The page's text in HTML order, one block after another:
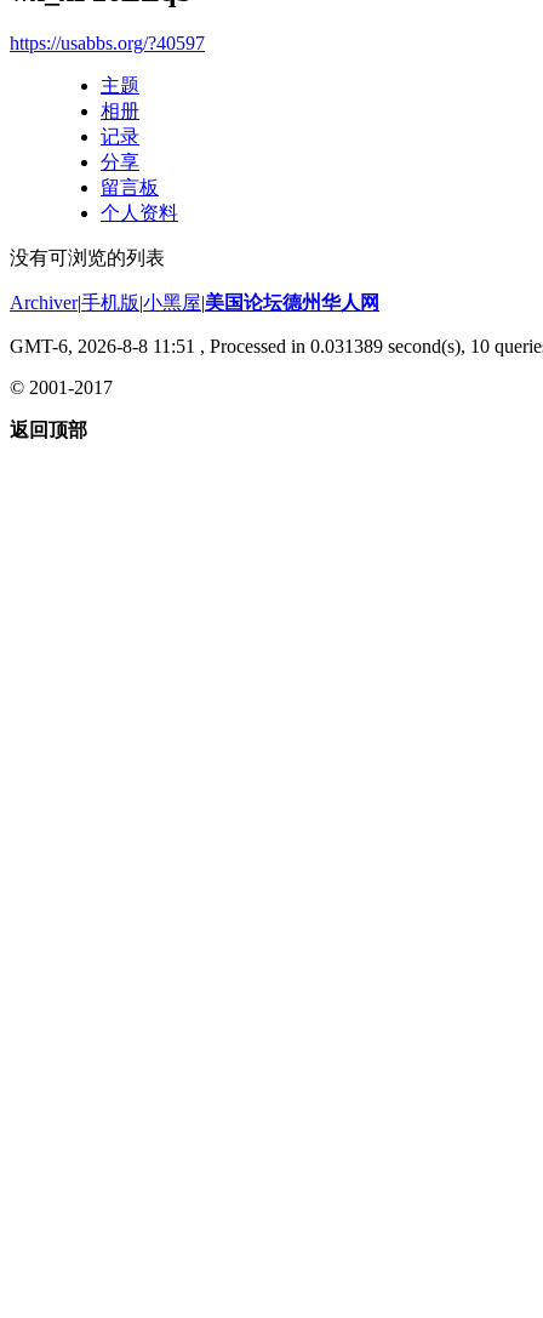
https://usabbs.org/?40597
主题
相册
记录
分享
留言板
个人资料
没有可浏览的列表
Archiver|手机版|小黑屋|美国论坛德州华人网
GMT-6, 2026-8-8 11:51 , Processed in 0.031389 second(s), 10
© 2001-2017
返回顶部